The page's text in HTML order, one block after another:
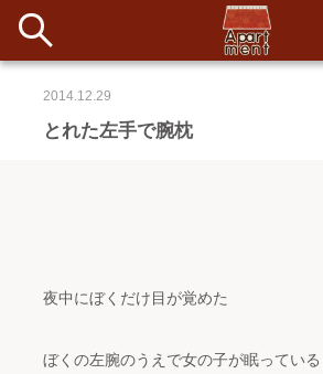
#アイデア #イベント #インド #エッセイ
とれた左手で腕枕
2014.12.29
夜中にぼくだけ目が覚めた
ぼくの左腕のうえで女の子が眠っている